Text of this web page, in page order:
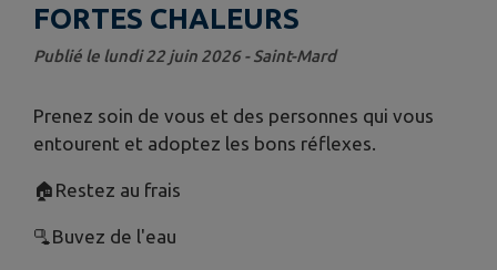
FORTES CHALEURS
Publié le lundi 22 juin 2026 - Saint-Mard
Prenez soin de vous et des personnes qui vous
entourent et adoptez les bons réflexes.
🏠Restez au frais
🫗Buvez de l'eau